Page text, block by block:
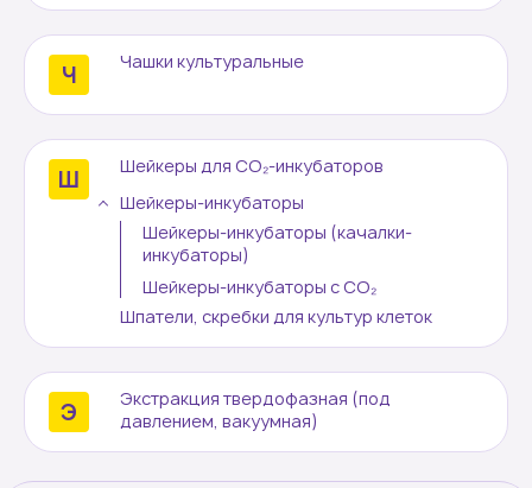
Чашки культуральные
Шейкеры для СО₂-инкубаторов
Шейкеры-инкубаторы
Шейкеры-инкубаторы (качалки-
инкубаторы)
Шейкеры-инкубаторы с CО₂
Шпатели, скребки для культур клеток
Экстракция твердофазная (под
давлением, вакуумная)